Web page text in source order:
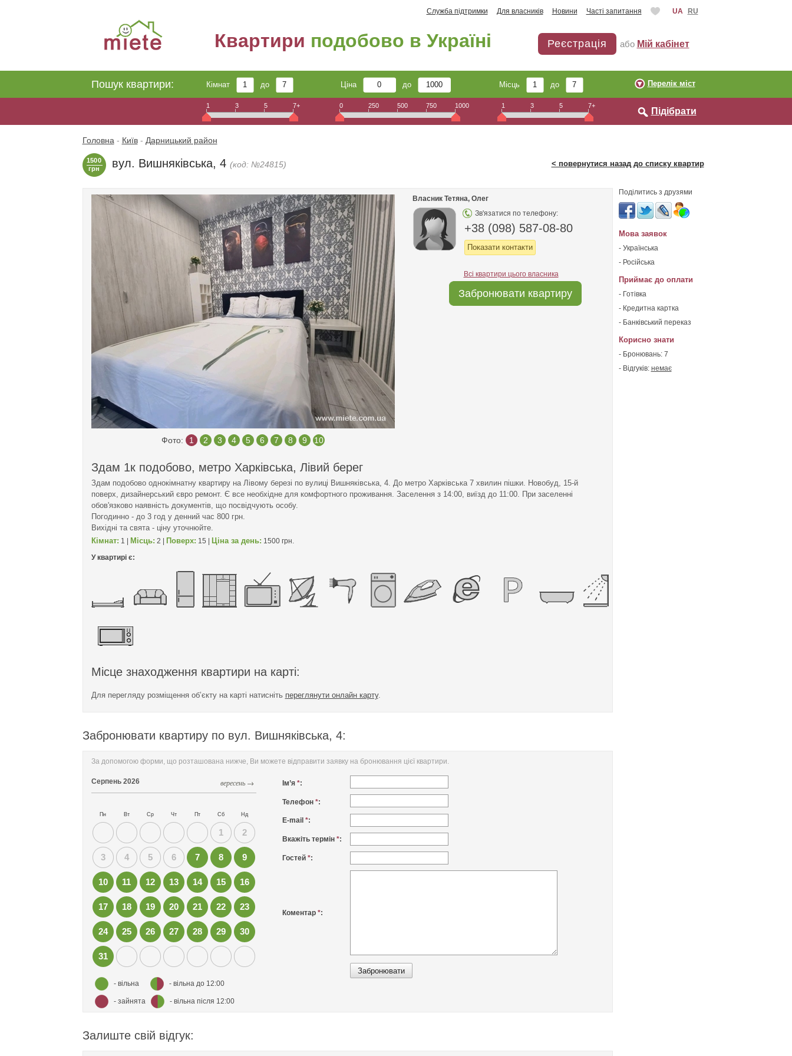
Служба підтримки Для власників Новини Часті запитання UA RU
Квартири подобово в Україні Реєстрація або Мій кабінет
Пошук квартири: Кімнат до Ціна до Місць до Перелік міст
1 3 5 7+ 0 250 500 750 1000 1 3 5 7+
Підібрати
Головна - Київ- Дарницький район
< повернутися назад до списку квартир
1500
грн
вул. Вишняківська, 4 (код: №24815)
Поділитись з друзями
Мова заявок
- Українська
- Російська
Приймає до оплати
- Готівка
- Кредитна картка
- Банківський переказ
Корисно знати
- Бронювань: 7
- Відгуків: немає
Фото: 1 2 3 4 5 6 7 8 9 10
Власник Тетяна, Олег
Зв'язатися по телефону:
+38 (098) 587-08-80
Показати контакти
Всі квартири цього власника
Забронювати квартиру
Здам 1к подобово, метро Харківська, Лівий берег
Здам подобово однокімнатну квартиру на Лівому березі по вулиці Вишняківська, 4. До метро Харківська 7 хвилин пішки. Новобуд, 15-й
поверх, дизайнерський євро ремонт. Є все необхідне для комфортного проживання. Заселення з 14:00, виїзд до 11:00. При заселенні
обов'язково наявність документів, що посвідчують особу.
Погодинно - до 3 год у денний час 800 грн.
Вихідні та свята - ціну уточнюйте.
Кімнат: 1 | Місць: 2 | Поверх: 15 | Ціна за день: 1500 грн.
У квартирі є:
Місце знаходження квартири на карті:
Для перегляду розміщення об’єкту на карті натисніть переглянути онлайн карту.
Забронювати квартиру по вул. Вишняківська, 4:
За допомогою форми, що розташована нижче, Ви можете відправити заявку на бронювання цієї квартири.
вересень →
Серпень 2026
Пн Вт Ср Чт Пт Сб Нд
1 2
3 4 5 6 7 8 9
10 11 12 13 14 15 16
17 18 19 20 21 22 23
24 25 26 27 28 29 30
31
- вільна - вільна до 12:00
- зайнята - вільна після 12:00
Ім’я *:
Телефон *:
E-mail *:
Вкажіть термін *:
Гостей *:
Коментар *:
Залиште свій відгук: